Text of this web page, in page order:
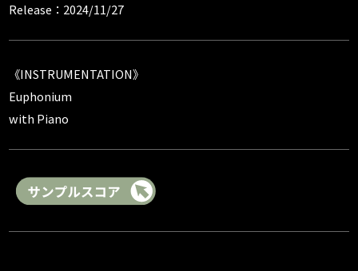
Release：2024/11/27
《INSTRUMENTATION》
Euphonium
with Piano